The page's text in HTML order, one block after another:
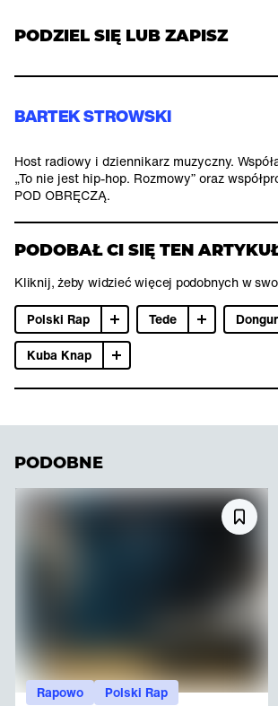
PODZIEL SIĘ LUB ZAPISZ
BARTEK STROWSKI
Host radiowy i dziennikarz muzyczny.
„To nie jest hip-hop. Rozmowy” oraz
POD OBRĘCZĄ.
PODOBAŁ CI SIĘ TEN
Kliknij, żeby widzieć więcej podobnych w
Polski Rap
Tede
Kuba Knap
PODOBNE
Rapowo Polski Rap